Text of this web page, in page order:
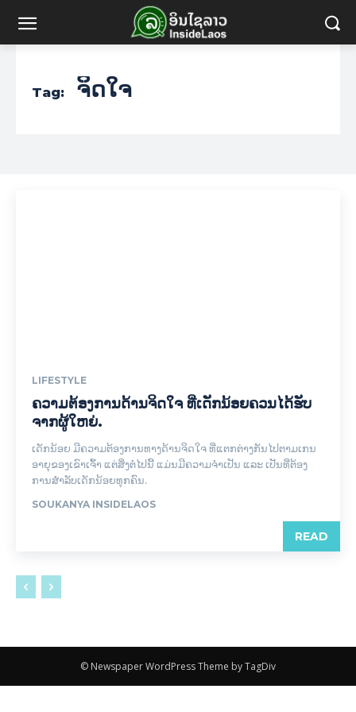
Tag: ຈິດໃຈ
LIFESTYLE
ຄວາມຕ້ອງການດ້ານຈິດໃຈ ທີ່ເດັກນ້ອຍຄວນໄດ້ຮັບ
ຈາກຜູ້ໃຫຍ່.
ເດັກນ້ອຍ ມີຄວາມຕ້ອງການທາງດ້ານຈິດໃຈ ທີ່ແຕກຕ່າງກັນໄປຕາມເກນ
ອາຍຸຂອງເຂົາເຈົ້າ ແຕ່ສິ່ງຕໍ່ໄປນີ້ ແມ່ນມີຄວາມຈໍາເປັນ ແລະ ​ເປັນ​ທີ່​ຕ້ອງ​
ການ​ສໍາ​ລັບ​ເດັກ​ນ້ອຍ​ທຸກ​ຄົນ​.
SOUKANYA INSIDELAOS
READ
© Newspaper WordPress Theme by TagDiv